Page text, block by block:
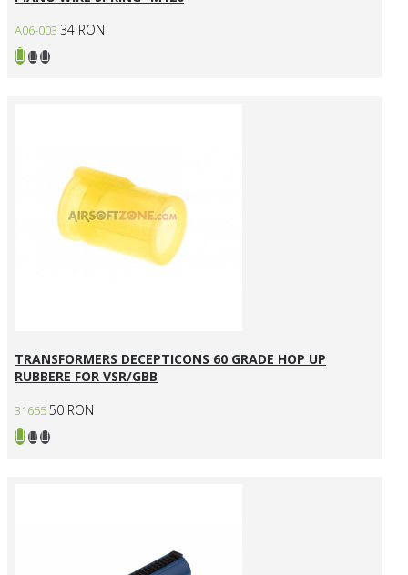
A06-003 34 RON
TRANSFORMERS DECEPTICONS 60 GRADE HOP UP
RUBBERE FOR VSR/GBB
3165550 RON